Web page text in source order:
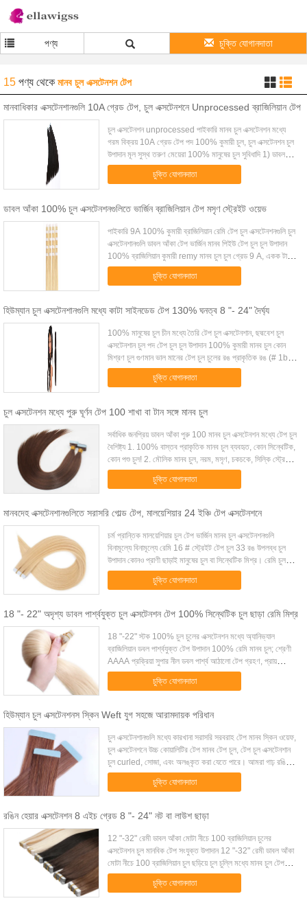
পণ্য চুক্তি যোগানদাতা
15 পণ্য থেকে মানব চুল এক্সটেনশন টেপ
মানবাধিকার এক্সটেনশানগুলি 10A গ্রেড টেপ, চুল এক্সটেনশনে Unprocessed ব্রাজিলিয়ান টেপ
চুল এক্সটেনশন unprocessed পাইকারি মানব চুল এক্সটেনশন মধ্যে
গরম বিক্রয় 10A গ্রেড টেপ পদ 100% কুমারী চুল, চুল এক্সটেনশন চুল
উপাদান মূল সুস্থ তরুণ মেয়েরা 100% মানুষের চুল সুবিধাদি 1) ডাবল
আকৃষ্ট শক্তিশালী চুল এক...
চুক্তি যোগানদাতা
ডাবল আঁকা 100% চুল এক্সটেনশনগুলিতে ভার্জিন ব্রাজিলিয়ান টেপ মসৃণ স্ট্রেইট ওয়েভ
পাইকারি 9A 100% কুমারী ব্রাজিলিয়ান রেমি টেপ চুল এক্সটেনশনগুলি চুল
এক্সটেনশানগুলি ডাবল আঁকা টেপ ভার্জিন মানব পিইউ টেপ চুল চুল উপাদান
100% ব্রাজিলিয়ান কুমারী remy মানব চুল চুল গ্রেড 9 A, একক টানা,
ডবল টানা চুলে...
চুক্তি যোগানদাতা
হিউম্যান চুল এক্সটেনশানগুলি মধ্যে কাটা সাইনডেড টেপ 130% ঘনত্ব 8 "- 24" দৈর্ঘ্য
100% মানুষের চুল চীন মধ্যে তৈরি টেপ চুল এক্সটেনশান, ছদ্মবেশ চুল
এক্সটেনশান চুল পদ টেপ চুল চুল উপাদান 100% কুমারী মানব চুল কোন
মিশ্রণ চুল গুণমান ভাল মানের টেপ চুল চুলের রঙ প্রাকৃতিক রঙ (# 1b)
বৈশিষ্ট্য 1. উচ্চ ম...
চুক্তি যোগানদাতা
চুল এক্সটেনশন মধ্যে পুরু ঘূর্ণন টেপ 100 শাখা বা টান সঙ্গে মানব চুল
সর্বাধিক জনপ্রিয় ডাবল আঁকা পুরু 100 মানব চুল এক্সটেনশন মধ্যে টেপ চুল
বৈশিষ্ট্য 1. 100% বাস্তব প্রাকৃতিক মানব চুল ব্যবহৃত, কোন সিন্থেটিক,
কোন পশু চুল! 2. মৌলিক মানব চুল, নরম, মসৃণ, চকচকে, সিল্কি স্ট্রেইট!
3. কো...
চুক্তি যোগানদাতা
মানবদেহ এক্সটেনশানগুলিতে সরাসরি গোল্ড টেপ, মালয়েশিয়ার 24 ইঞ্চি টেপ এক্সটেনশনে
চর্ম প্রান্তিক মালয়েশিয়ার চুল টেপ ভার্জিন মানব চুল এক্সটেনশনগুলি
বিনামূল্যে বিনামূল্যে রেমি 16 # স্ট্রেইট টেপ চুল 33 রঙ উপলব্ধ চুল
উপাদান কোনও প্রাণী ছাড়াই মানুষের চুল বা সিন্থেটিক মিশ্র। রেমি চুল
এবং চামড়া ...
চুক্তি যোগানদাতা
18 "- 22" অদৃশ্য ডাবল পার্শ্বযুক্ত চুল এক্সটেনশন টেপ 100% সিন্থেটিক চুল ছাড়া রেমি মিশ্র
18 "-22" স্টক 100% চুল চুলের এক্সটেনশন মধ্যে অ্যানিভ্যাল
ব্রাজিলিয়ান ডবল পার্শ্বযুক্ত টেপ উপাদান 100% রেমি মানব চুল; শ্রেণী
AAAA প্রক্রিয়া সুপার নীল ডবল পার্শ্ব আঠালো টেপ গ্রহণ, প্রায়
3months শেষ করতে পারেন। ...
চুক্তি যোগানদাতা
হিউম্যান চুল এক্সটেনশনস স্কিন Weft যুগ সহজে আরামদায়ক পরিধান
চুল এক্সটেনশানগুলি মধ্যে কারখানা সরাসরি সরবরাহ টেপ মানব স্কিন ওয়েফ,
চুল এক্সটেনশনে উচ্চ কোয়ালিটির টেপ মানব টেপ চুল, টেপ চুল এক্সটেনশান
চুল curled, সোজা, এবং অলঙ্কৃত করা যেতে পারে। আমরা গাঢ় রঙিনের
সুপারিশ করি...
চুক্তি যোগানদাতা
রঙিন হেয়ার এক্সটেনশন 8 এইচ গ্রেড 8 "- 24" নট বা লাউশ ছাড়া
12 "-32" রেমী ডাবল আঁকা মোটা নীচে 100 ব্রাজিলিয়ান চুলের
এক্সটেনশন চুল মানবিক টেপ সংযুক্ত উপাদান 12 "-32" রেমী ডাবল আঁকা
মোটা নীচে 100 ব্রাজিলিয়ান চুল ছড়িয়ে চুল চুল্লি মধ্যে মানব চুল টেপ
আদর্শ স্কিন ওয়েফ্ট ...
চুক্তি যোগানদাতা